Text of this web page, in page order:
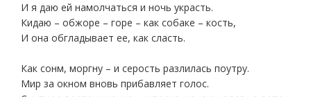
И я даю ей намолчаться и ночь украсть.
Кидаю – обжоре – горе – как собаке – кость,
И она обгладывает ее, как сласть.
Как сонм, моргну – и серость разлилась поутру.
Мир за окном вновь прибавляет голос.